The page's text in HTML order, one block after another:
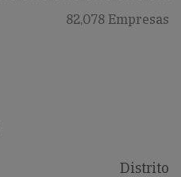
82,078 Empresas
Distrito